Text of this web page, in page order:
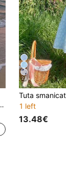
23
1 left
13.48€